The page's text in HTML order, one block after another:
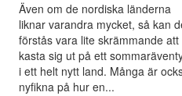
Även om de nordiska länderna
liknar varandra mycket, så kan
förstås vara lite skrämmande att
kasta sig ut på ett
i ett helt nytt land. Många är
nyfikna på hur en...